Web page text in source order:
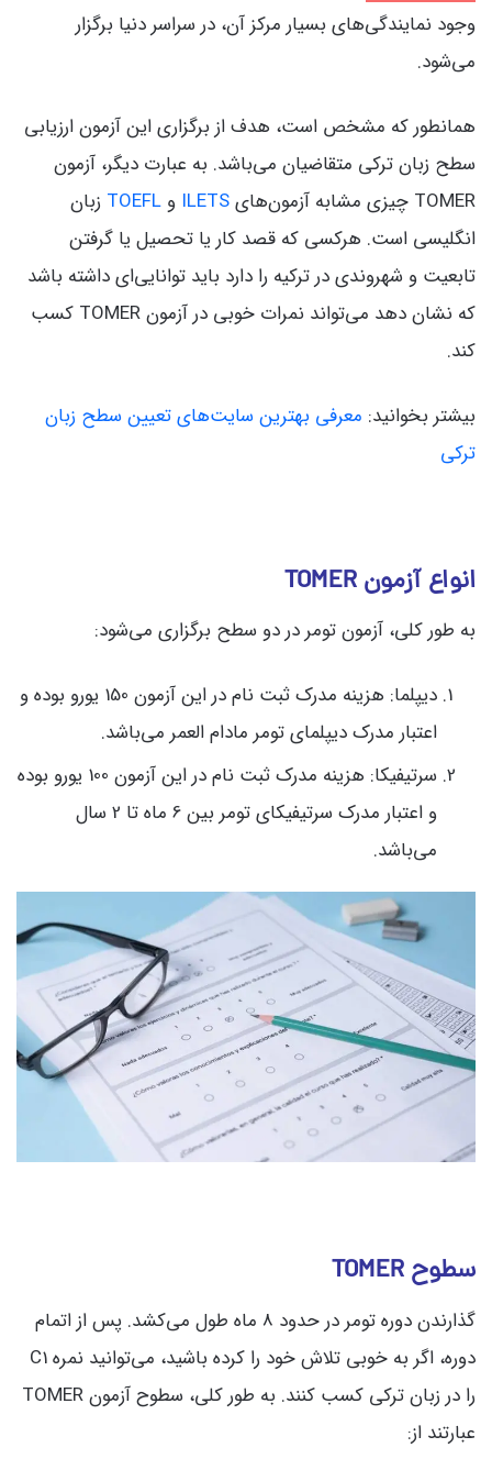
وجود نمایندگی‌های بسیار مرکز آن، در سراسر دنیا برگزار
می‌شود.
همانطور که مشخص است، هدف از برگزاری این آزمون ارزیابی
سطح زبان ترکی متقاضیان می‌باشد. به عبارت دیگر، آزمون
TOMER چیزی مشابه آزمون‌های
ILETS و TOEFL زبان
انگلیسی است. هرکسی که قصد کار یا تحصیل یا گرفتن
تابعیت و شهروندی در ترکیه را دارد باید توانایی‌ای داشته باشد
که نشان دهد می‌تواند نمرات خوبی در آزمون TOMER کسب
کند.
بیشتر بخوانید: معرفی بهترین سایت‌های تعیین سطح زبان
ترکی
انواع آزمون TOMER
به طور کلی، آزمون تومر در دو سطح برگزاری می‌شود:
دیپلما: هزینه مدرک ثبت نام در این آزمون 150 یورو بوده و
اعتبار مدرک دیپلمای تومر مادام العمر می‌باشد.
سرتیفیکا: هزینه مدرک ثبت نام در این آزمون 100 یورو بوده
و اعتبار مدرک سرتیفیکای تومر بین 6 ماه تا 2 سال
می‌باشد.
سطوح TOMER
گذارندن دوره تومر در حدود 8 ماه طول می‌کشد. پس از اتمام
دوره، اگر به خوبی تلاش خود را کرده باشید، می‌توانید نمره C1
را در زبان ترکی کسب کنند. به طور کلی، سطوح آزمون TOMER
عبارتند از: